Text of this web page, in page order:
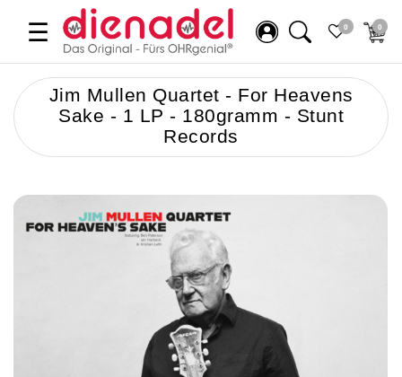
☰ 0 0
Jim Mullen Quartet - For Heavens
Sake - 1 LP - 180gramm - Stunt
Records